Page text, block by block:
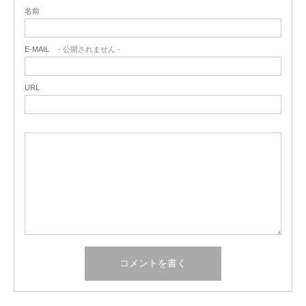
名前
E-MAIL - 公開されません -
URL